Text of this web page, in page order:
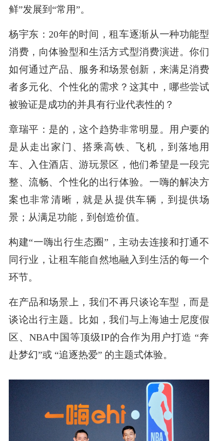
鲜”发展到“常用”。
杨宇东：20年的时间，租车逐渐从一种功能型
消费，向体验型和生活方式型消费演进。你们
如何通过产品、服务和场景创新，来满足消费
者多元化、个性化的需求？这其中，哪些尝试
被验证是成功的并具有行业代表性的？
章瑞平：是的，这个趋势非常明显。用户要的
是从走出家门、搭乘高铁、飞机，到落地用
车、入住酒店、游玩景区，他们希望是一段完
整、流畅、个性化的出行体验。一嗨的解决方
案也非常清晰，就是从提供车辆，到提供场
景；从满足功能，到创造价值。
构建“一嗨出行生态圈”，主动去连接和打通不
同行业，让租车能自然地融入到生活的每一个
环节。
在产品和场景上，我们不再只谈论车型，而是
谈论出行主题。比如，我们与上海迪士尼度假
区、NBA中国等顶级IP的合作为用户打造 “奔
赴梦幻”或 “追逐热爱” 的主题式体验。